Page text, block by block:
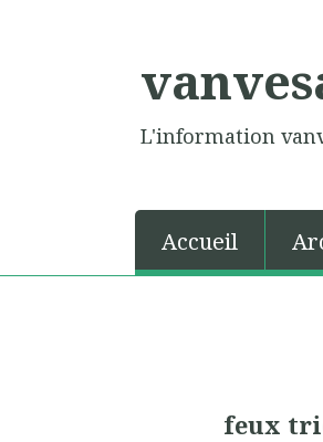
L'information
Accueil
feux